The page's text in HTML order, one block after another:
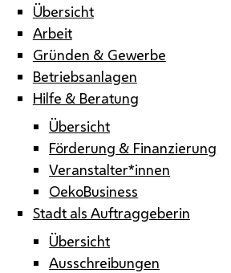
Übersicht
Arbeit
Gründen & Gewerbe
Betriebsanlagen
Hilfe & Beratung
Übersicht
Förderung & Finanzierung
Veranstalter*innen
OekoBusiness
Stadt als Auftraggeberin
Übersicht
Ausschreibungen